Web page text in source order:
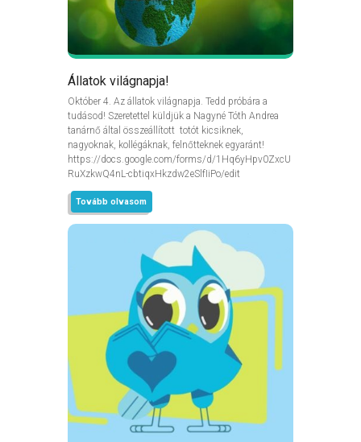
Állatok világnapja!
Október 4. Az állatok világnapja. Tedd próbára a
tudásod! Szeretettel küldjük a Nagyné Tóth Andrea
tanárnő által összeállított totót kicsiknek,
nagyoknak, kollégáknak, felnőtteknek egyaránt!
https://docs.google.com/forms/d/1Hq6yHpv0ZxcU
RuXzkwQ4nL-cbtiqxHkzdw2eSlfIiPo/edit
Tovább olvasom